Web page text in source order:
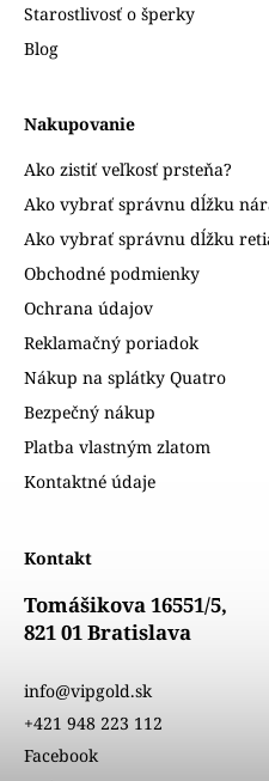
Starostlivosť o šperky
Blog
Nakupovanie
Ako zistiť veľkosť prsteňa?
Ako vybrať správnu dĺžku
Ako vybrať správnu dĺžku
Obchodné podmienky
Ochrana údajov
Reklamačný poriadok
Nákup na splátky Quatro
Bezpečný nákup
Platba vlastným zlatom
Kontaktné údaje
Kontakt
Tomášikova 16551/5,
821 01 Bratislava
info@vipgold.sk
+421 948 223 112
Facebook